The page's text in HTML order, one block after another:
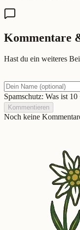
Kommentare
Hast du ein weiteres
Spamschutz: Was ist 10
Kommentieren
Noch keine